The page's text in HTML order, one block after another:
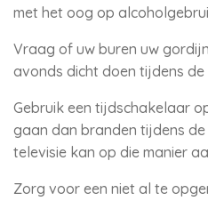
met het oog op
Vraag of uw buren uw
avonds dicht doen tijdens
Gebruik een tijdschakelaar
gaan dan branden tijdens
televisie kan op die manier
Zorg voor een niet al te